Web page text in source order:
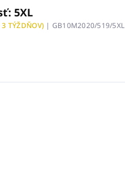
5XL
TÝŽDŇOV) | GB10M2020/519/5XL